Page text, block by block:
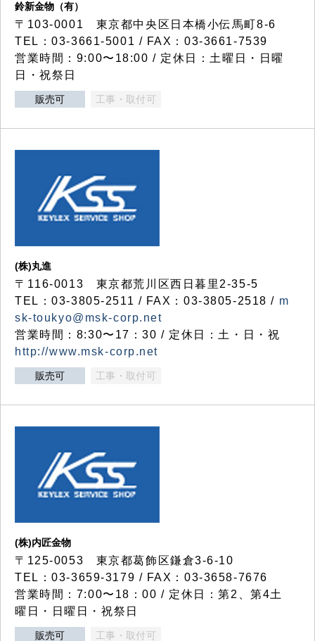
鈴新金物（有）
〒103-0001 東京都中央区日本橋小伝馬町8-6
TEL：03-3661-5001 / FAX：03-3661-7539
営業時間：9:00〜18:00 / 定休日：土曜日・日曜
日・祝祭日
販売可 工事・取付可
(株)丸進
〒116-0013 東京都荒川区西日暮里2-35-5
TEL：03-3805-2511 / FAX：03-3805-2518 / m
sk-toukyo@msk-corp.net
営業時間：8:30〜17：30 / 定休日：土・日・祝
http://www.msk-corp.net
販売可 工事・取付可
(株)内匠金物
〒125-0053 東京都葛飾区鎌倉3-6-10
TEL：03-3659-3179 / FAX：03-3658-7676
営業時間：7:00〜18：00 / 定休日：第2、第4土
曜日・日曜日・祝祭日
販売可 工事・取付可